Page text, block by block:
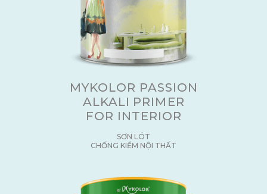
MYKOLOR PASSION
ALKALI PRIMER
FOR INTERIOR
SƠN LÓT
CHỐNG KIỀM NỘI THẤT